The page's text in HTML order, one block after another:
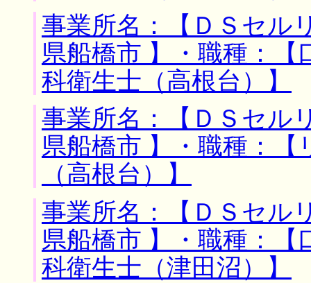
事業所名：【ＤＳセル
県船橋市 】・職種：
科衛生士（高根台）】
事業所名：【ＤＳセル
県船橋市 】・職種：
（高根台）】
事業所名：【ＤＳセル
県船橋市 】・職種：
科衛生士（津田沼）】